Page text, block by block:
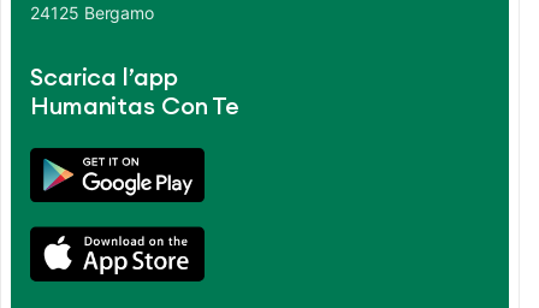
24125 Bergamo
Scarica l’app
Humanitas Con Te